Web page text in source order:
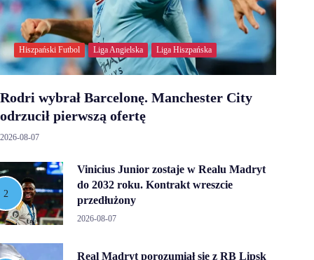
Hiszpański Futbol Liga Angielska Liga Hiszpańska
Rodri wybrał Barcelonę. Manchester City
odrzucił pierwszą ofertę
2026-08-07
Vinicius Junior zostaje w Realu Madryt
do 2032 roku. Kontrakt wreszcie
przedłużony
2026-08-07
Real Madryt porozumiał się z RB Lipsk